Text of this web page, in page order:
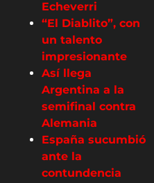
Echeverri
“El Diablito”, con
un talento
impresionante
Así llega
Argentina a la
semifinal contra
Alemania
España sucumbió
ante la
contundencia